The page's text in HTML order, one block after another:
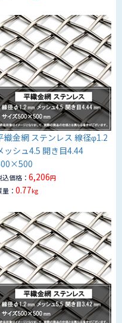
織金網 ステンレス 線径φ1.2
ッシュ4.5 開き目4.44
込価格：6,206円
量：0.77kg